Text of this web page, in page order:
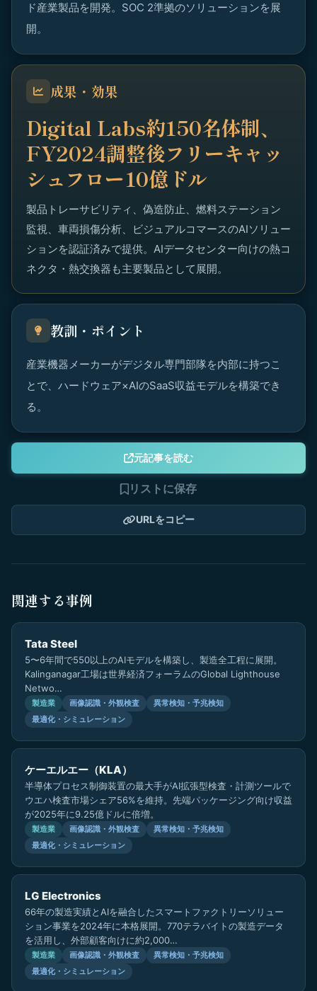
ド産業製品を開発。SOC 2準拠のソリューションを展
開。
成果・効果
Digital Labs約150名体制、
FY2024調整後フリーキャッ
シュフロー10億ドル
製品トレーサビリティ、偽造防止、燃料ステーション
監視、車両損傷分析、ビジュアルコマースのAIソリュー
ションを認証済みで提供。AIデータセンター向けの熱コ
ネクタ・熱交換器も主要製品として展開。
教訓・ポイント
産業機器メーカーがデジタル専門部隊を内部に持つこ
とで、ハードウェア×AIのSaaS収益モデルを構築でき
る。
元記事を読む
リストに保存
URLをコピー
関連する事例
Tata Steel
5〜6年間で550以上のAIモデルを構築し、製造全工程に展開。
Kalinganagar工場は世界経済フォーラムのGlobal Lighthouse
Netwo…
製造業 画像認識・外観検査
異常検知・予兆検知
最適化・シミュレーション
ケーエルエー（KLA）
半導体プロセス制御装置の最大手がAI拡張型検査・計測ツールで
ウエハ検査市場シェア56%を維持。先端パッケージング向け収益
が2025年に9.25億ドルに倍増。
製造業 画像認識・外観検査
異常検知・予兆検知
最適化・シミュレーション
LG Electronics
66年の製造実績とAIを融合したスマートファクトリーソリュー
ション事業を2024年に本格展開。770テラバイトの製造データ
を活用し、外部顧客向けに約2,000…
製造業 画像認識・外観検査
異常検知・予兆検知
最適化・シミュレーション